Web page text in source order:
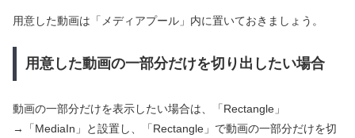
用意した動画は「メディアプール」内に置いておきましょう。
用意した動画の一部分だけを切り出したい場合
動画の一部分だけを表示したい場合は、「Rectangle」
→「MediaIn」と設置し、「Rectangle」で動画の一部分だけを切